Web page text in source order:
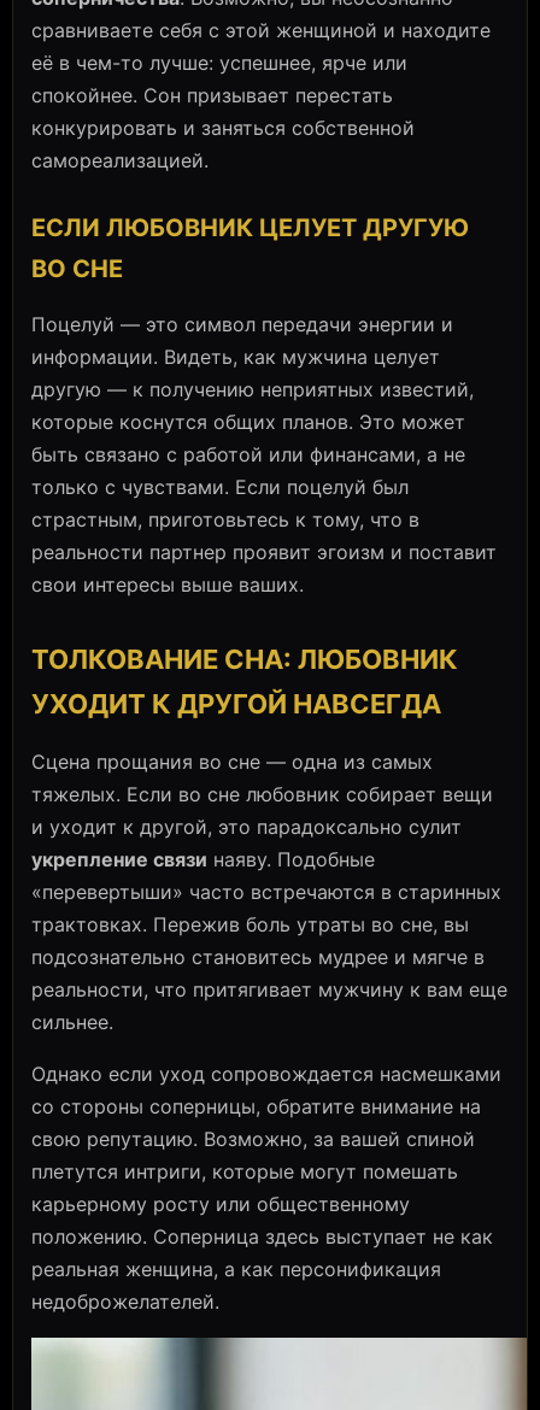
сравниваете себя с этой женщиной и находите
её в чем-то лучше: успешнее, ярче или
спокойнее. Сон призывает перестать
конкурировать и заняться собственной
самореализацией.
ЕСЛИ ЛЮБОВНИК ЦЕЛУЕТ ДРУГУЮ
ВО СНЕ
Поцелуй — это символ передачи энергии и
информации. Видеть, как мужчина целует
другую — к получению неприятных известий,
которые коснутся общих планов. Это может
быть связано с работой или финансами, а не
только с чувствами. Если поцелуй был
страстным, приготовьтесь к тому, что в
реальности партнер проявит эгоизм и поставит
свои интересы выше ваших.
ТОЛКОВАНИЕ СНА: ЛЮБОВНИК
УХОДИТ К ДРУГОЙ НАВСЕГДА
Сцена прощания во сне — одна из самых
тяжелых. Если во сне любовник собирает вещи
и уходит к другой, это парадоксально сулит
укрепление связи наяву. Подобные
«перевертыши» часто встречаются в старинных
трактовках. Пережив боль утраты во сне, вы
подсознательно становитесь мудрее и мягче в
реальности, что притягивает мужчину к вам еще
сильнее.
Однако если уход сопровождается насмешками
со стороны соперницы, обратите внимание на
свою репутацию. Возможно, за вашей спиной
плетутся интриги, которые могут помешать
карьерному росту или общественному
положению. Соперница здесь выступает не как
реальная женщина, а как персонификация
недоброжелателей.